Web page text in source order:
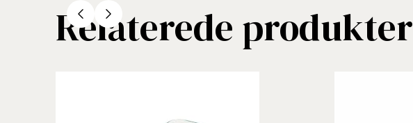
Relaterede produkter